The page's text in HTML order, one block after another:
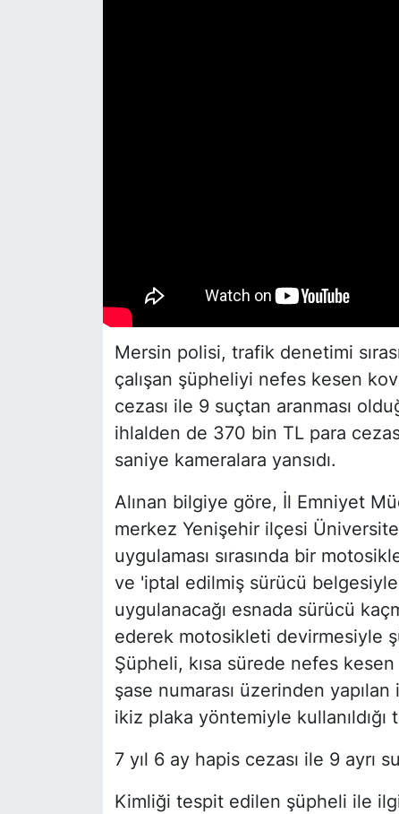
Mersin polisi, trafik denetimi
çalışan şüpheliyi nefes kesen
cezası ile 9 suçtan aranması
ihlalden de 370 bin TL para
saniye kameralara yansıdı.
Alınan bilgiye göre, İl Emniyet
merkez Yenişehir ilçesi
uygulaması sırasında bir
ve 'iptal edilmiş sürücü
uygulanacağı esnada sürücü
ederek motosikleti devirmesiyle
Şüpheli, kısa sürede nefes
şase numarası üzerinden
ikiz plaka yöntemiyle kullanıldığı
7 yıl 6 ay hapis cezası ile 9 ayrı
Kimliği tespit edilen şüpheli ile